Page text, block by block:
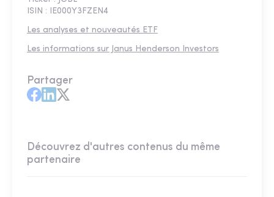
ISIN : IE000Y3FZEN4
Les analyses et nouveautés ETF
Les informations sur Janus Henderson Investors
Partager
Découvrez d'autres contenus du même
partenaire